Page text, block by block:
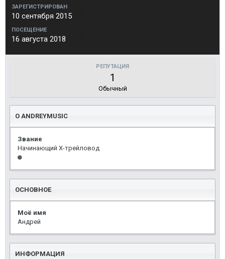
ЗАРЕГИСТРИРОВАН
10 сентября 2015
ПОСЕЩЕНИЕ
16 августа 2018
РЕПУТАЦИЯ
1
Обычный
О ANDREYMUSIC
Звание
Начинающий Х-трейловод
ОСНОВНОЕ
Моё имя
Андрей
ИНФОРМАЦИЯ